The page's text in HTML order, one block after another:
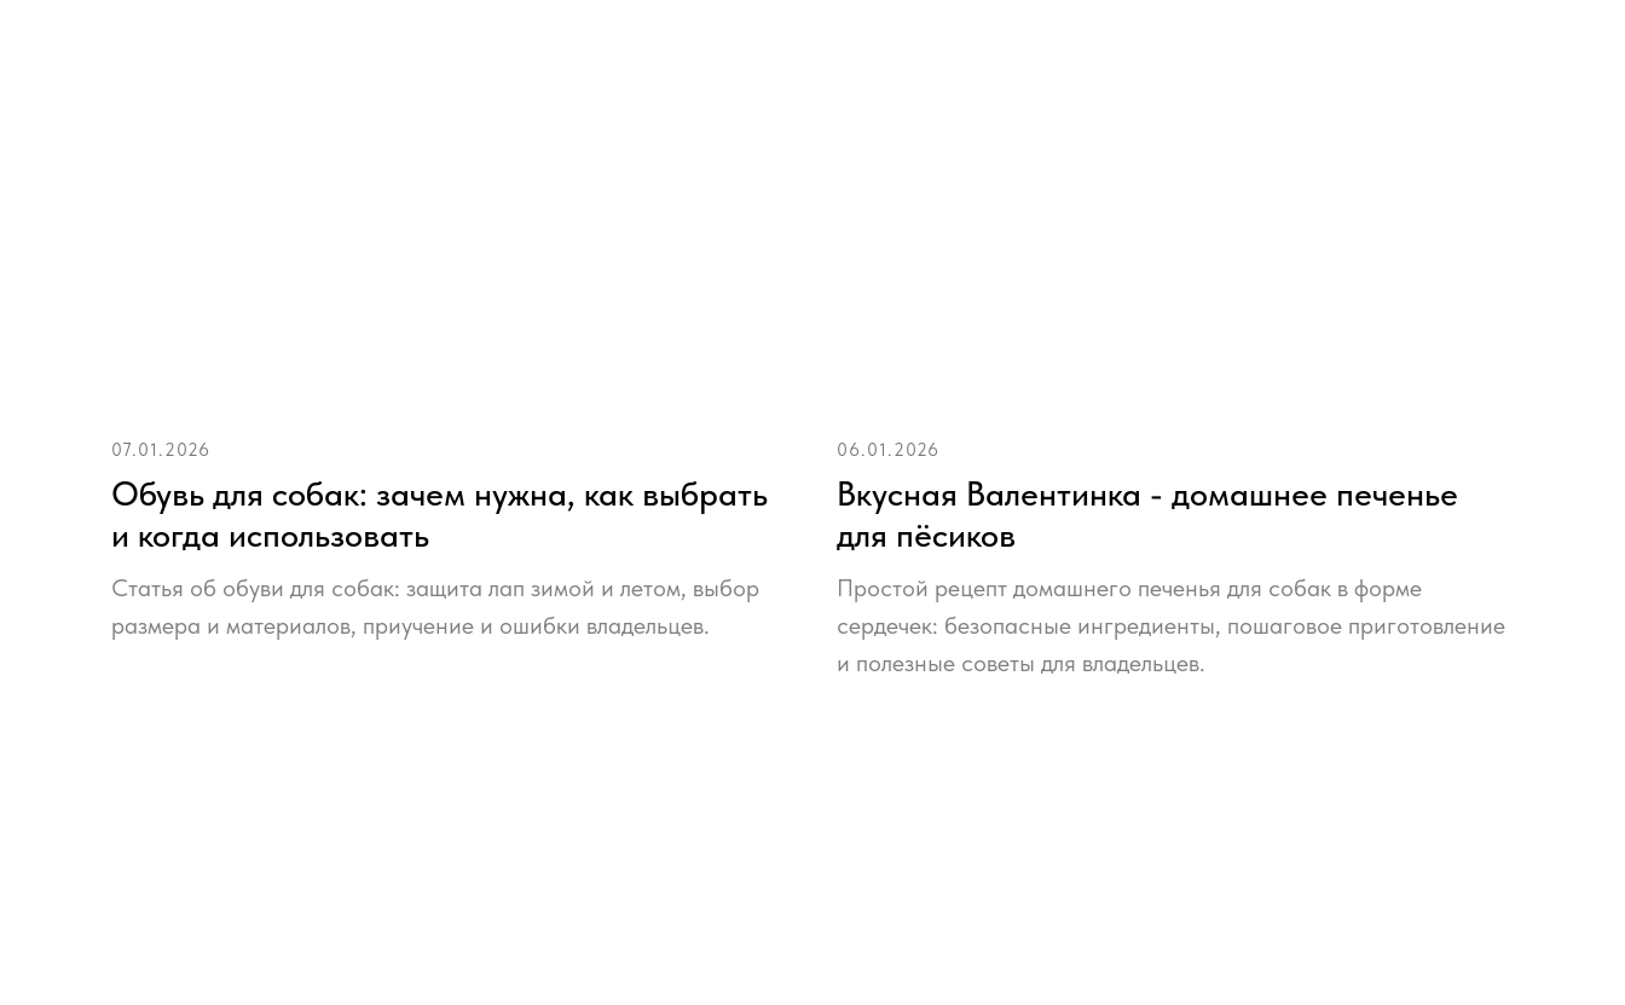
07.01.2026
Обувь для собак: зачем нужна, как выбрать
и когда использовать
Статья об обуви для собак: защита лап зимой и летом, выбор
размера и материалов, приучение и ошибки владельцев.
06.01.2026
Вкусная Валентинка - домашнее печенье
для пёсиков
Простой рецепт домашнего печенья для собак в форме
сердечек: безопасные ингредиенты, пошаговое приготовление
и полезные советы для владельцев.